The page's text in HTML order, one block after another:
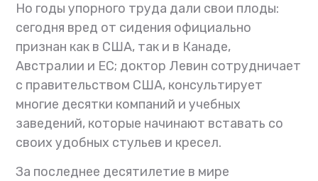
Но годы упорного труда дали свои плоды:
сегодня вред от сидения официально
признан как в США, так и в Канаде,
Австралии и ЕС; доктор Левин сотрудничает
с правительством США, консультирует
многие десятки компаний и учебных
заведений, которые начинают вставать со
своих удобных стульев и кресел.
За последнее десятилетие в мире